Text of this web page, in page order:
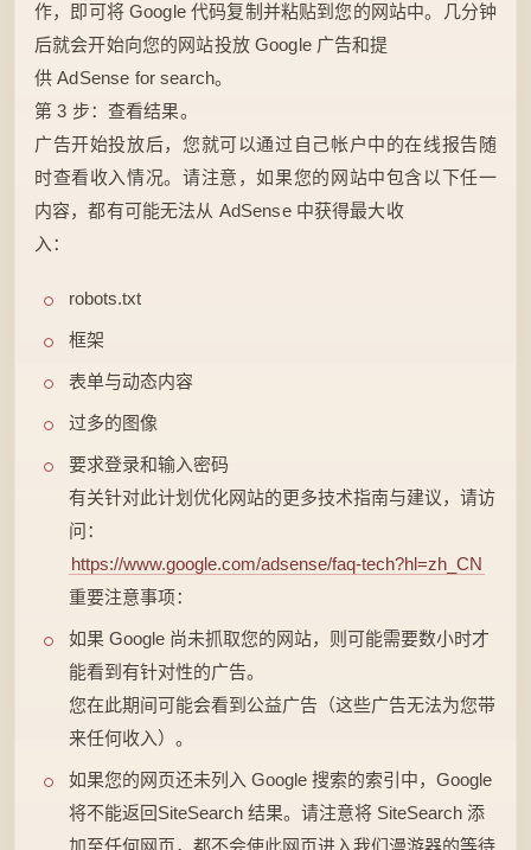
作，即可将 Google 代码复制并粘贴到您的网站中。几分钟
后就会开始向您的网站投放 Google 广告和提
供 AdSense for search。
第 3 步：查看结果。
广告开始投放后，您就可以通过自己帐户中的在线报告随
时查看收入情况。请注意，如果您的网站中包含以下任一
内容，都有可能无法从 AdSense 中获得最大收
入：
robots.txt
框架
表单与动态内容
过多的图像
要求登录和输入密码
有关针对此计划优化网站的更多技术指南与建议，请访
问：
https://www.google.com/adsense/faq-tech?hl=zh_CN
重要注意事项：
如果 Google 尚未抓取您的网站，则可能需要数小时才
能看到有针对性的广告。
您在此期间可能会看到公益广告（这些广告无法为您带
来任何收入）。
如果您的网页还未列入 Google 搜索的索引中，Google
将不能返回SiteSearch 结果。请注意将 SiteSearch 添
加至任何网页，都不会使此网页进入我们漫游器的等待